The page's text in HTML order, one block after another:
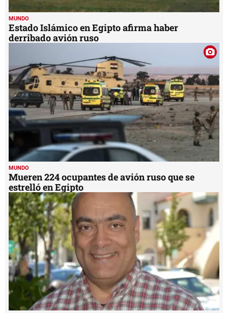
MUNDO
Estado Islámico en Egipto afirma haber
derribado avión ruso
MUNDO
Mueren 224 ocupantes de avión ruso que se
estrelló en Egipto